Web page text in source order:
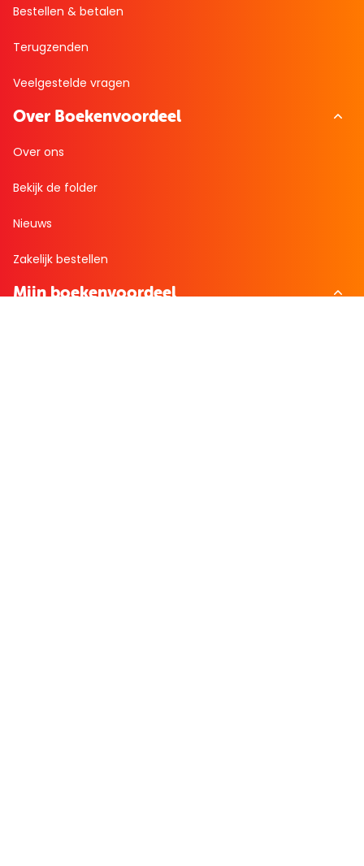
Bestellen & betalen
Terugzenden
Veelgestelde vragen
Over Boekenvoordeel
Over ons
Bekijk de folder
Nieuws
Zakelijk bestellen
Mijn boekenvoordeel